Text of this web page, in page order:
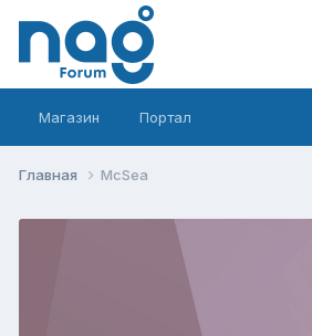
Магазин Портал
Главная McSea